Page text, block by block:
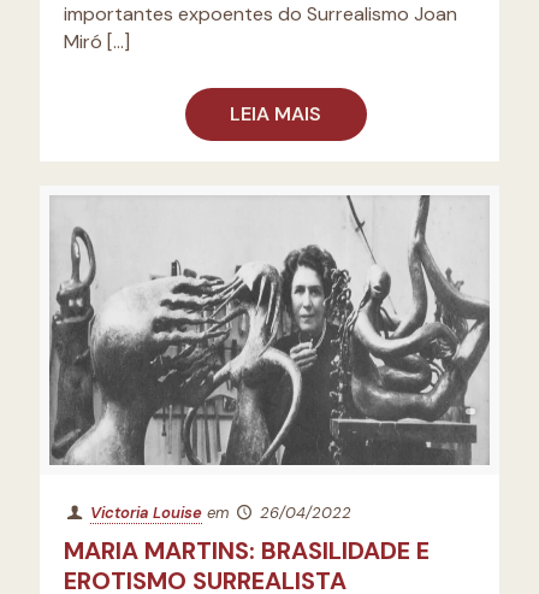
importantes expoentes do Surrealismo Joan
Miró […]
LEIA MAIS
Victoria Louise em 26/04/2022
MARIA MARTINS: BRASILIDADE E
EROTISMO SURREALISTA